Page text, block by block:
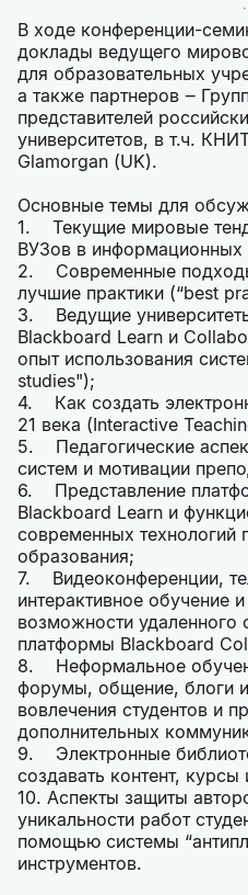
В ходе конференции-
доклады ведущего
для образовательных
а также партнеров ‒
представителей
университетов, в т.ч.
Glamorgan (UK).
Основные темы для
1. Текущие мировые
ВУЗов в информационных
2. Современные
лучшие практики (“best
3. Ведущие
Blackboard Learn и
опыт использования
studies");
4. Как создать
21 века (Interactive
5. Педагогические
систем и мотивации
6. Представление
Blackboard Learn и
современных технологий
образования;
7. Видеоконференции,
интерактивное обучение
возможности удаленного
платформы Blackboard
8. Неформальное
форумы, общение, блоги
вовлечения студентов и
дополнительных
9. Электронные
создавать контент,
10. Аспекты защиты
уникальности работ
помощью системы
инструментов.